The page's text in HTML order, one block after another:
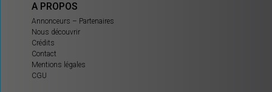
A PROPOS
Annonceurs – Partenaires
Nous découvrir
Crédits
Contact
Mentions légales
CGU